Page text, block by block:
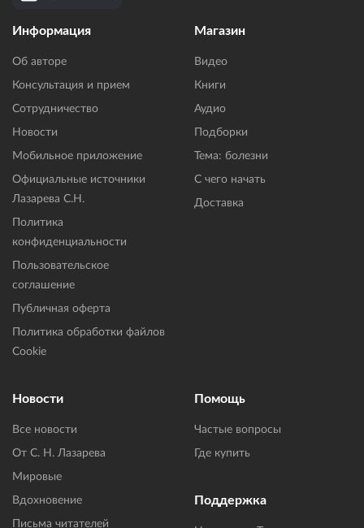
Информация
Об авторе
Консультация и прием
Сотрудничество
Новости
Мобильное приложение
Официальные источники
Лазарева С.Н.
Политика
конфиденциальности
Пользовательское
соглашение
Публичная оферта
Политика обработки файлов
Cookie
Магазин
Видео
Книги
Аудио
Подборки
Тема: болезни
С чего начать
Доставка
Новости
Все новости
От С. Н. Лазарева
Мировые
Вдохновение
Письма читателей
Помощь
Частые вопросы
Где купить
Поддержка